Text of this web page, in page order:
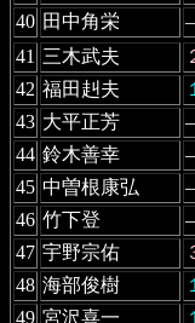
40 田中角栄
41 三木武夫
42 福田赳夫
43 大平正芳
44 鈴木善幸
45 中曽根康弘
46 竹下登
47 宇野宗佑
48 海部俊樹
49 宮沢喜一